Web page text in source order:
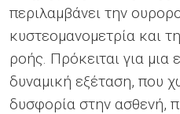
περιλαμβάνει την
κυστεομανομετρία και
ροής. Πρόκειται για μια
δυναμική εξέταση, που
δυσφορία στην ασθενή,